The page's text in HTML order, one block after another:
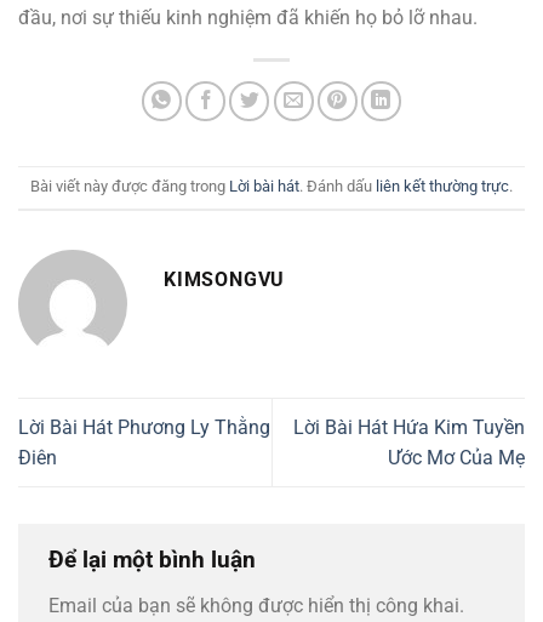
đầu, nơi sự thiếu kinh nghiệm đã khiến họ bỏ lỡ nhau.
Bài viết này được đăng trong Lời bài hát. Đánh dấu liên kết thường trực.
KIMSONGVU
Lời Bài Hát Phương Ly Thằng
Điên
Lời Bài Hát Hứa Kim Tuyền
Ước Mơ Của Mẹ
Để lại một bình luận
Email của bạn sẽ không được hiển thị công khai.